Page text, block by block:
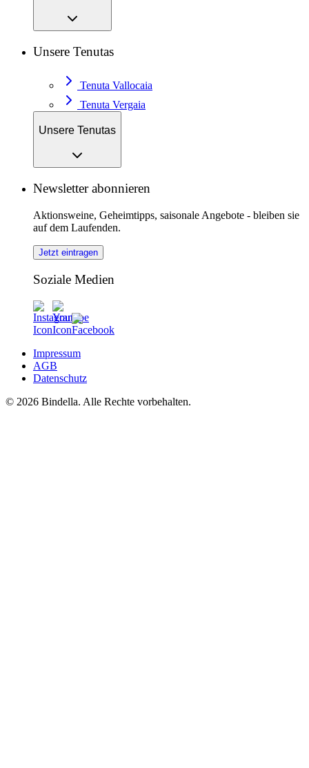
Unsere Tenutas
Tenuta Vallocaia
Tenuta Vergaia
Unsere Tenutas
Newsletter abonnieren
Aktionsweine, Geheimtipps, saisonale Angebote - bleiben sie
auf dem Laufenden.
Jetzt eintragen
Soziale Medien
Impressum
AGB
Datenschutz
© 2026 Bindella. Alle Rechte vorbehalten.